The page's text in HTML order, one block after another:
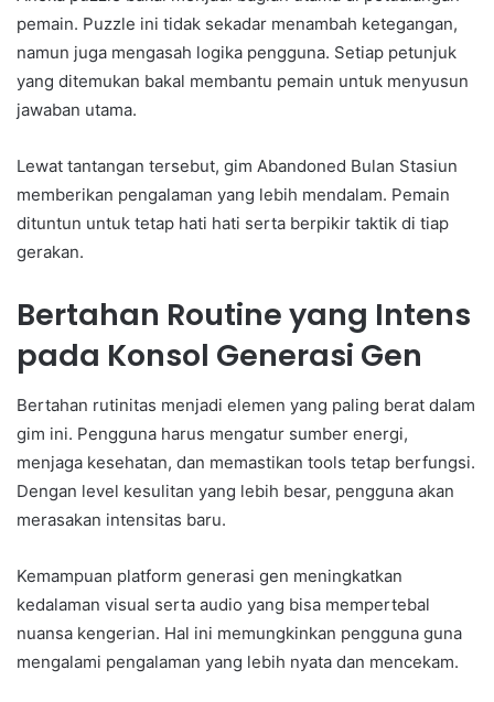
pemain. Puzzle ini tidak sekadar menambah ketegangan,
namun juga mengasah logika pengguna. Setiap petunjuk
yang ditemukan bakal membantu pemain untuk menyusun
jawaban utama.
Lewat tantangan tersebut, gim Abandoned Bulan Stasiun
memberikan pengalaman yang lebih mendalam. Pemain
dituntun untuk tetap hati hati serta berpikir taktik di tiap
gerakan.
Bertahan Routine yang Intens
pada Konsol Generasi Gen
Bertahan rutinitas menjadi elemen yang paling berat dalam
gim ini. Pengguna harus mengatur sumber energi,
menjaga kesehatan, dan memastikan tools tetap berfungsi.
Dengan level kesulitan yang lebih besar, pengguna akan
merasakan intensitas baru.
Kemampuan platform generasi gen meningkatkan
kedalaman visual serta audio yang bisa mempertebal
nuansa kengerian. Hal ini memungkinkan pengguna guna
mengalami pengalaman yang lebih nyata dan mencekam.